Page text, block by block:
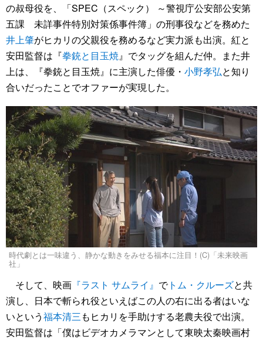
の叔母役を、「SPEC（スペック） ～警視庁公安部公安第
五課 未詳事件特別対策係事件簿」の刑事役などを務めた
井上肇がヒカリの父親役を務めるなど実力派も出演。紅と
安田監督は『拳銃と目玉焼』でタッグを組んだ仲。また井
上は、『拳銃と目玉焼』に主演した俳優・ 小野孝弘と知り
合いだったことでオファーが実現した。
時代劇とは一味違う、静かな動きをみせる福本に注目！(C)「未来映画
社」
そして、映画 『ラスト サムライ』 でトム・クルーズと共
演し、日本で斬られ役といえばこの人の右に出る者はいな
いという福本清三もヒカリを手助けする老農夫役で出演。
安田監督は「僕はビデオカメラマンとして東映太秦映画村